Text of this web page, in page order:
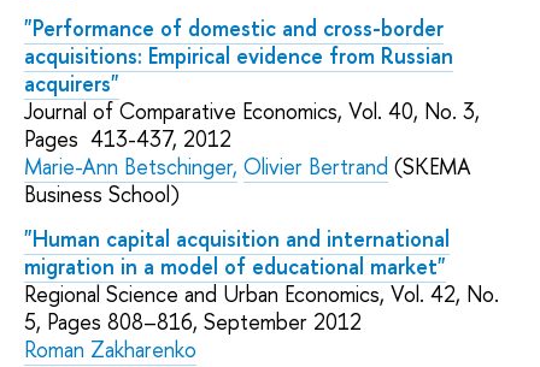
"Performance of domestic and cross-border
acquisitions: Empirical evidence from Russian
acquirers"
Journal of Comparative Economics, Vol. 40, No. 3,
Pages 413-437, 2012
Marie-Ann Betschinger, Olivier Bertrand (SKEMA
Business School)
"Human capital acquisition and international
migration in a model of educational market"
Regional Science and Urban Economics, Vol. 42, No.
5, Pages 808–816, September 2012
Roman Zakharenko